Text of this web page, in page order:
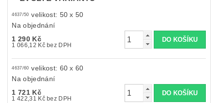
4637/50 velikost: 50 x 50
Na objednání
1 290 Kč
1 066,12 Kč bez DPH
4637/60 velikost: 60 x 60
Na objednání
1 721 Kč
1 422,31 Kč bez DPH